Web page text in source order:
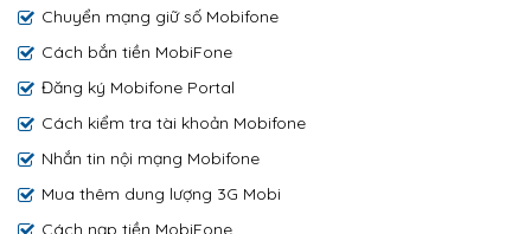
Chuyển mạng giữ số Mobifone
Cách bắn tiền MobiFone
Đăng ký Mobifone Portal
Cách kiểm tra tài khoản Mobifone
Nhắn tin nội mạng Mobifone
Mua thêm dung lượng 3G Mobi
Cách nạp tiền MobiFone